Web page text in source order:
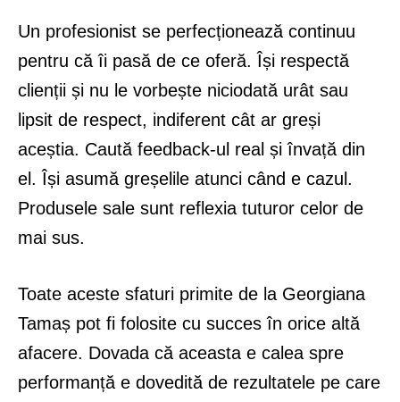
Un profesionist se perfecționează continuu
pentru că îi pasă de ce oferă. Își respectă
clienții și nu le vorbește niciodată urât sau
lipsit de respect, indiferent cât ar greși
aceștia. Caută feedback-ul real și învață din
el. Își asumă greșelile atunci când e cazul.
Produsele sale sunt reflexia tuturor celor de
mai sus.
Toate aceste sfaturi primite de la Georgiana
Tamaș pot fi folosite cu succes în orice altă
afacere. Dovada că aceasta e calea spre
performanță e dovedită de rezultatele pe care